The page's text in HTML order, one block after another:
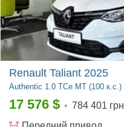
Renault Taliant 2025
Authentic 1.0 TCe MT (100 к.с.)
17 576 $ • 784 401 грн